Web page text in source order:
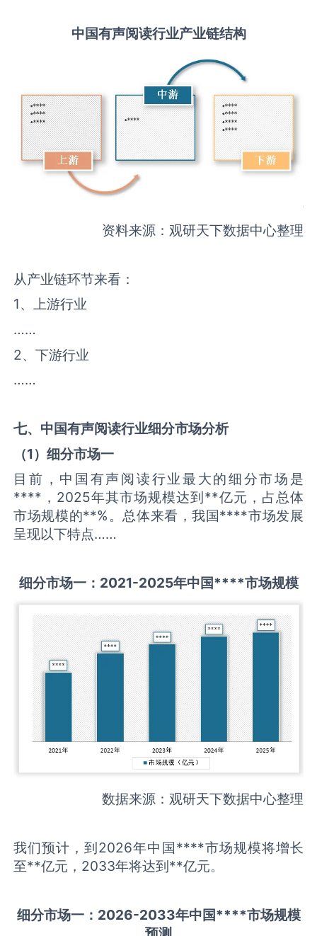
中国有声阅读行业产业链结构
资料来源：观研天下数据中心整理
从产业链环节来看：
1、上游行业
……
2、下游行业
……
七、中国有声阅读行业细分市场分析
（1）细分市场一
目前，中国有声阅读行业最大的细分市场是
****，2025年其市场规模达到**亿元，占总体
市场规模的**%。总体来看，我国****市场发展
呈现以下特点……
细分市场一： 2021-2025年中国****市场规模
数据来源：观研天下数据中心整理
我们预计，到2026年中国****市场规模将增长
至**亿元，2033年将达到**亿元。
细分市场一： 2026-2033年中国****市场规模